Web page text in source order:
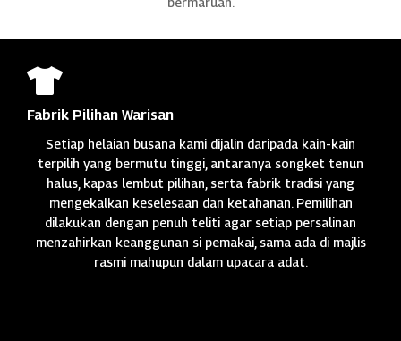

Fabrik Pilihan Warisan
Setiap helaian busana kami dijalin daripada kain-kain
terpilih yang bermutu tinggi, antaranya songket tenun
halus, kapas lembut pilihan, serta fabrik tradisi yang
mengekalkan keselesaan dan ketahanan. Pemilihan
dilakukan dengan penuh teliti agar setiap persalinan
menzahirkan keanggunan si pemakai, sama ada di majlis
rasmi mahupun dalam upacara adat.